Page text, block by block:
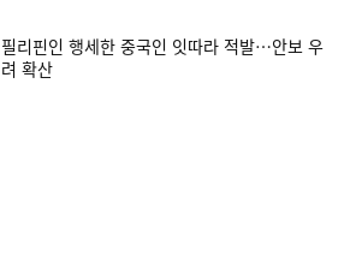
필리핀인 행세한 중국인 잇따라 적발…안보 우
려 확산